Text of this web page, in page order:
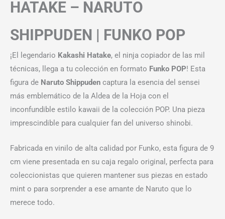
HATAKE – NARUTO
SHIPPUDEN | FUNKO POP
¡El legendario Kakashi Hatake, el ninja copiador de las mil
técnicas, llega a tu colección en formato Funko POP! Esta
figura de Naruto Shippuden captura la esencia del sensei
más emblemático de la Aldea de la Hoja con el
inconfundible estilo kawaii de la colección POP. Una pieza
imprescindible para cualquier fan del universo shinobi.
Fabricada en vinilo de alta calidad por Funko, esta figura de 9
cm viene presentada en su caja regalo original, perfecta para
coleccionistas que quieren mantener sus piezas en estado
mint o para sorprender a ese amante de Naruto que lo
merece todo.